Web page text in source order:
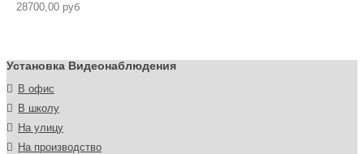
28700,00 руб
Установка Видеонаблюдения
В офис
В школу
На улицу
На производство